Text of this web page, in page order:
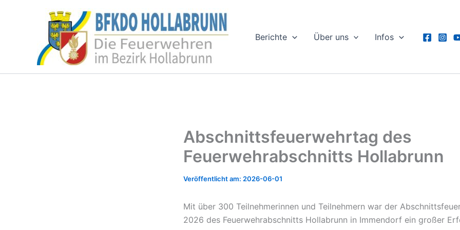
Berichte Über uns Infos
Abschnittsfeuerwehrtag des
Feuerwehrabschnitts Hollabrunn
2026-06-01
Mit über 300 Teilnehmerinnen und Teilnehmern war der
2026 des Feuerwehrabschnitts Hollabrunn in Immendorf ein großer